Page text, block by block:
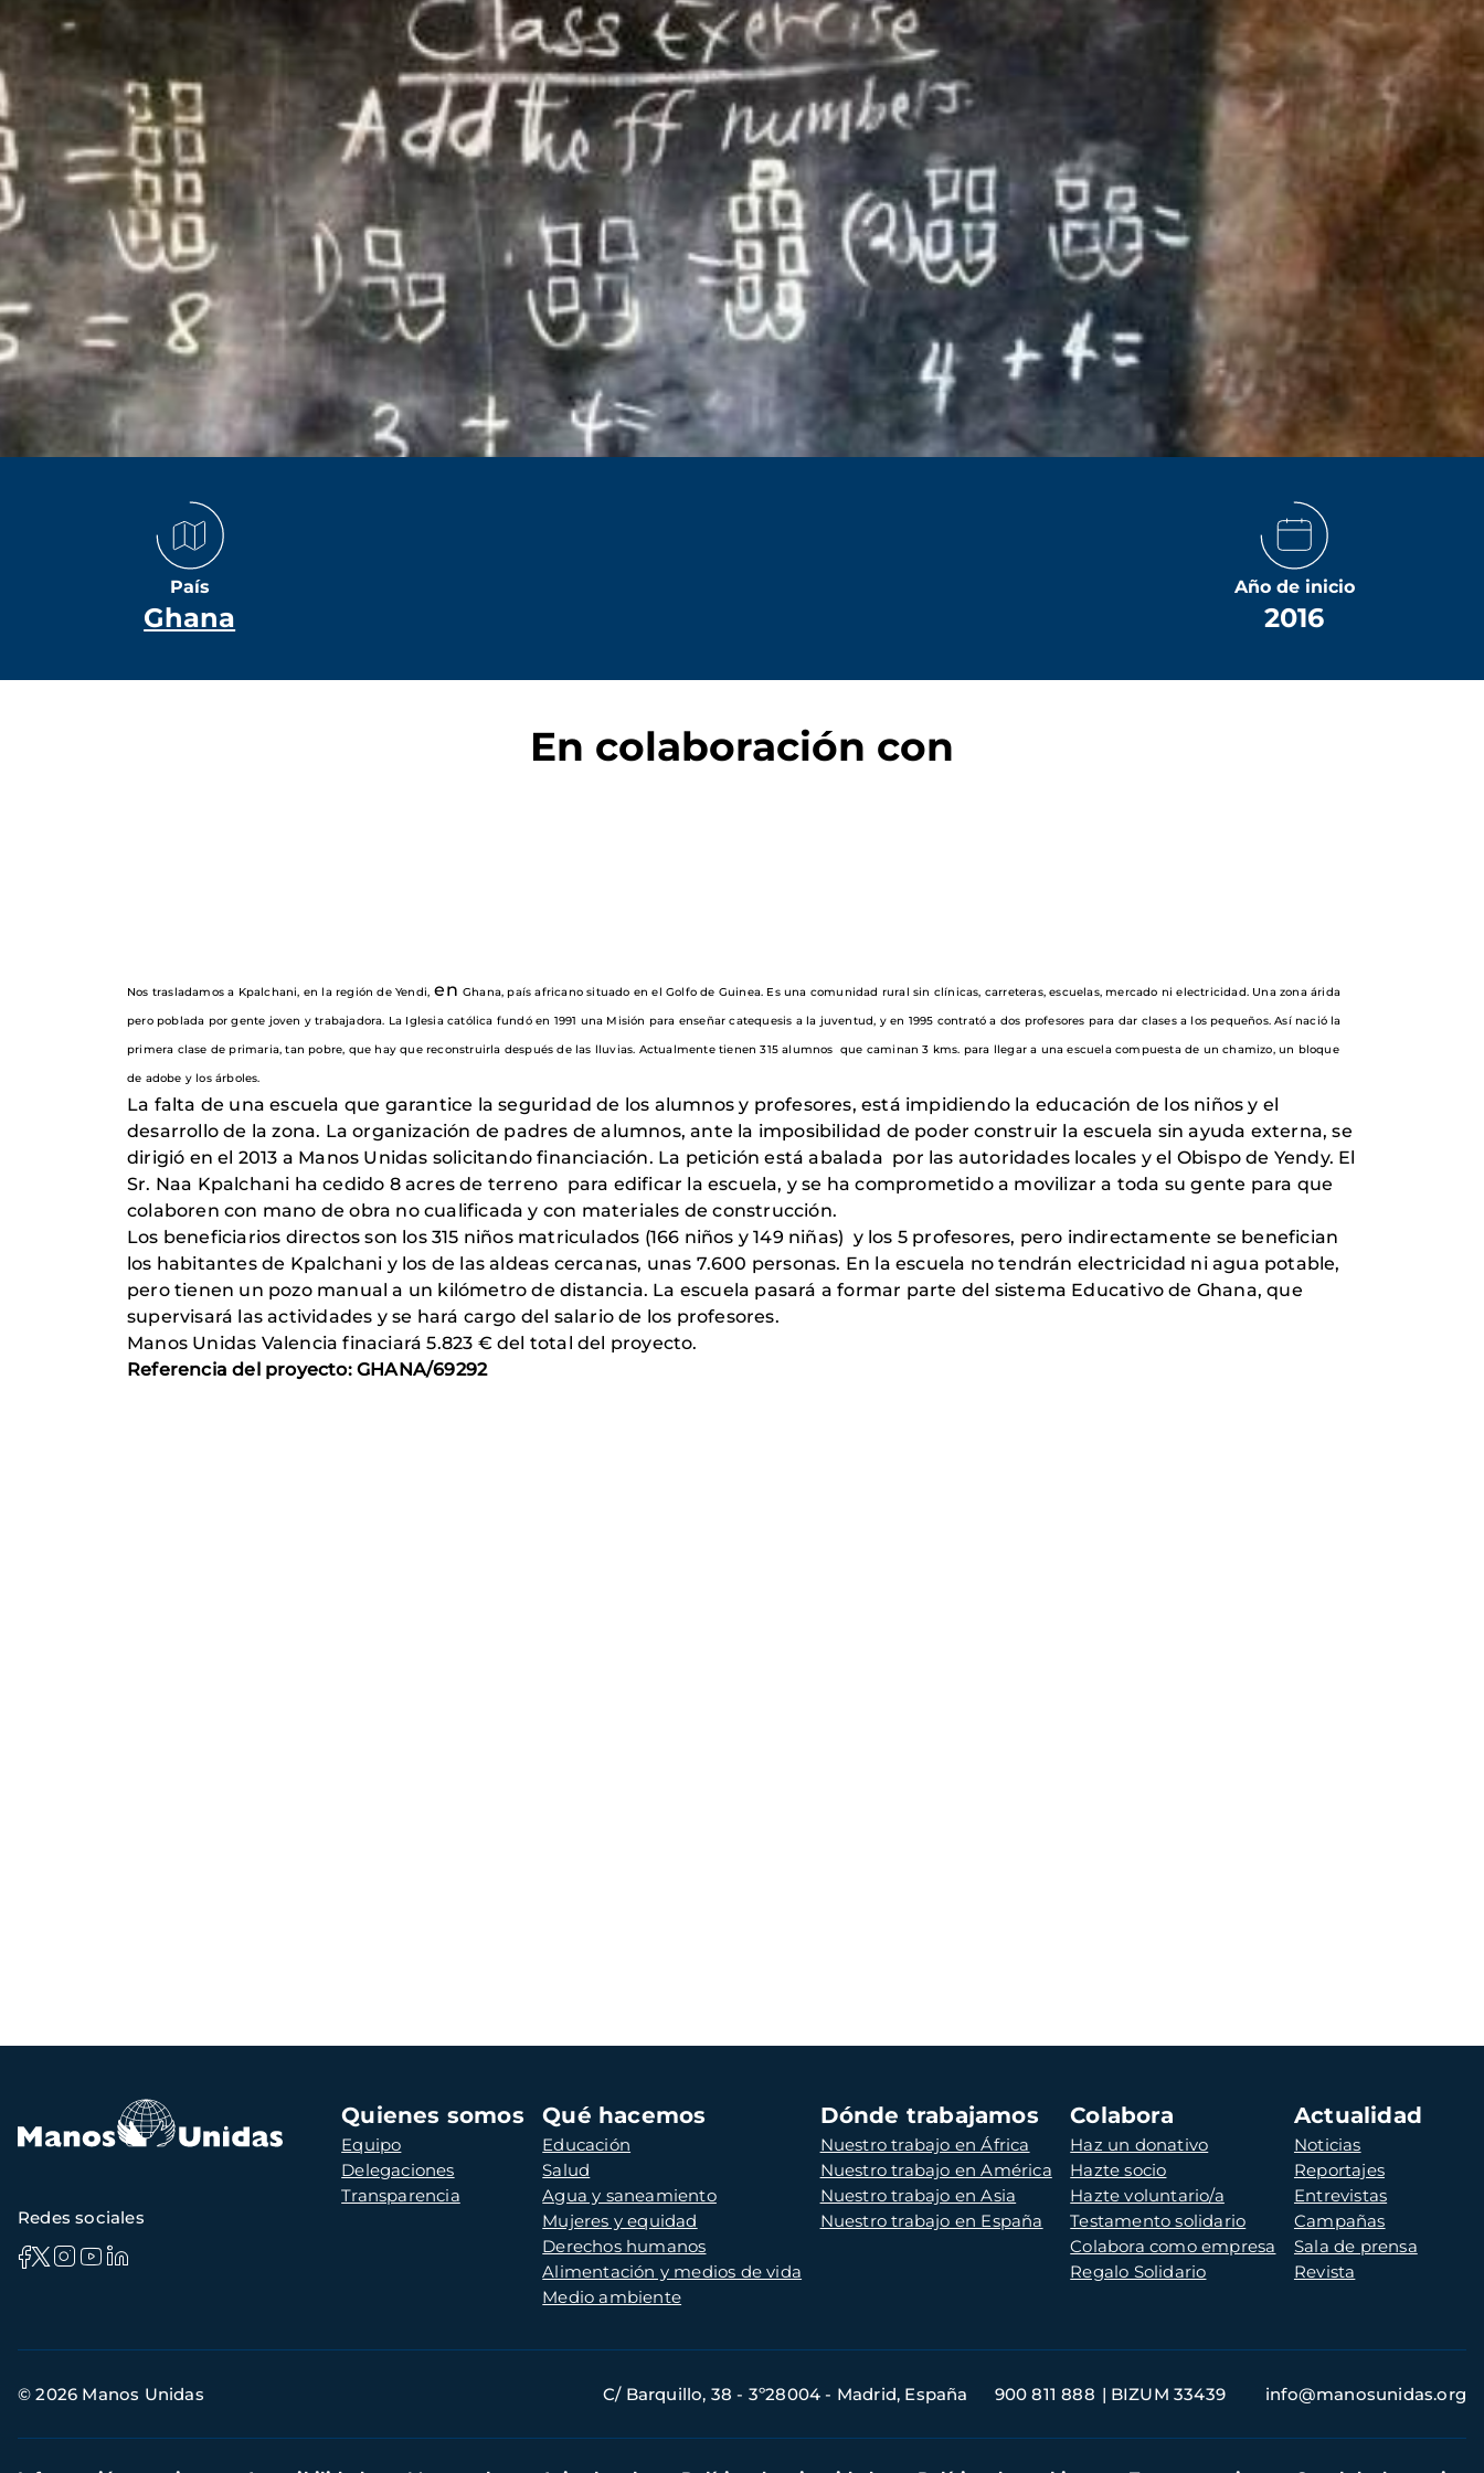
País
Ghana
Año de inicio
2016
En colaboración con
Nos trasladamos a Kpalchani, en la región de Yendi, en Ghana, país africano situado en el Golfo de Guinea. Es una comunidad rural sin clínicas, carreteras, escuelas, mercado ni electricidad. Una zona árida
pero poblada por gente joven y trabajadora. La Iglesia católica fundó en 1991 una Misión para enseñar catequesis a la juventud, y en 1995 contrató a dos profesores para dar clases a los pequeños. Así nació la
primera clase de primaria, tan pobre, que hay que reconstruirla después de las lluvias. Actualmente tienen 315 alumnos que caminan 3 kms. para llegar a una escuela compuesta de un chamizo, un bloque
de adobe y los árboles.
La falta de una escuela que garantice la seguridad de los alumnos y profesores, está impidiendo la educación de los niños y el
desarrollo de la zona. La organización de padres de alumnos, ante la imposibilidad de poder construir la escuela sin ayuda externa, se
dirigió en el 2013 a Manos Unidas solicitando financiación. La petición está abalada por las autoridades locales y el Obispo de Yendy. El
Sr. Naa Kpalchani ha cedido 8 acres de terreno para edificar la escuela, y se ha comprometido a movilizar a toda su gente para que
colaboren con mano de obra no cualificada y con materiales de construcción.
Los beneficiarios directos son los 315 niños matriculados (166 niños y 149 niñas) y los 5 profesores, pero indirectamente se benefician
los habitantes de Kpalchani y los de las aldeas cercanas, unas 7.600 personas. En la escuela no tendrán electricidad ni agua potable,
pero tienen un pozo manual a un kilómetro de distancia. La escuela pasará a formar parte del sistema Educativo de Ghana, que
supervisará las actividades y se hará cargo del salario de los profesores.
Manos Unidas Valencia finaciará 5.823 € del total del proyecto.
Referencia del proyecto: GHANA/69292
Navegación
principal
Quienes somos
Equipo
Delegaciones
Transparencia
Qué hacemos
Educación
Salud
Agua y saneamiento
Mujeres y equidad
Derechos humanos
Alimentación y medios de vida
Medio ambiente
Dónde trabajamos
Nuestro trabajo en África
Nuestro trabajo en América
Nuestro trabajo en Asia
Nuestro trabajo en España
Colabora
Haz un donativo
Hazte socio
Hazte voluntario/a
Testamento solidario
Colabora como empresa
Regalo Solidario
Actualidad
Noticias
Reportajes
Entrevistas
Campañas
Sala de prensa
Revista
Redes sociales
de
© 2026 Manos Unidas C/ Barquillo, 38 - 3º28004 - Madrid, España 900 811 888 BIZUM 33439 info@manosunidas.org